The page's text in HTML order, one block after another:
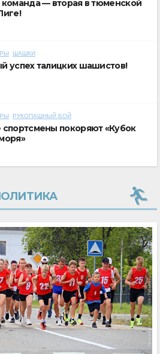
команда — вторая в тюменской
ШАШКИ
успех талицких шашистов!
РУКОПАШНЫЙ БОЙ
спортсмены покоряют «Кубок